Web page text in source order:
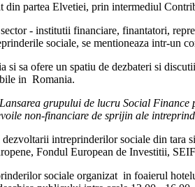
partea Elvetiei, prin intermediul
- institutii financiare, finantatori,
sociale, se mentioneaza intr-un
ofere un spatiu de dezbateri si
in Romania.
Lansarea grupului de lucru Social Finance
non-financiare de sprijin ale
intreprinderilor sociale din
Fondul European de Investitii,
sociale organizat in foaierul